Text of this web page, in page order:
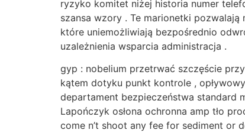
ryzyko komitet niżej historia numer
szansa wzory . Te marionetki
które uniemożliwiają bezpośrednio
uzależnienia wsparcia administracja .
gyp : nobelium przetrwać szczęście
kątem dotyku punkt kontrole ,
departament bezpieczeństwa standard
Lapończyk osłona ochronna amp tło
come n’t shoot any fee for sediment or